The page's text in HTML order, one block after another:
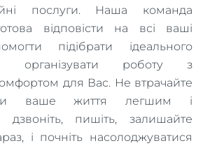
послуги. Наша команда
відповісти на всі ваші
підібрати ідеального
організувати роботу з
для Вас. Не втрачайте
ваше життя легшим і
пишіть, залишайте
і почніть насолоджуватися